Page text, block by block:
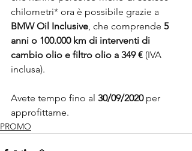
chilometri* ora è possibile grazie a
BMW Oil Inclusive, che comprende 5
anni o 100.000 km di interventi di
cambio olio e filtro olio a 349 € (IVA
inclusa).
Avete tempo fino al 30/09/2020 per
approfittarne.
PROMO